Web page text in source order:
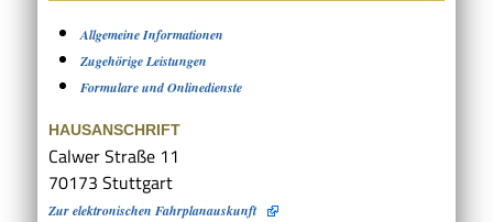
Allgemeine Informationen
Zugehörige Leistungen
Formulare und Onlinedienste
HAUSANSCHRIFT
Calwer Straße 11
70173 Stuttgart
Zur elektronischen Fahrplanauskunft